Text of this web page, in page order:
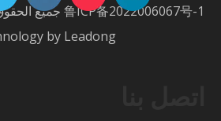
鲁ICP备2022006067号-1 جميع
by Leadong